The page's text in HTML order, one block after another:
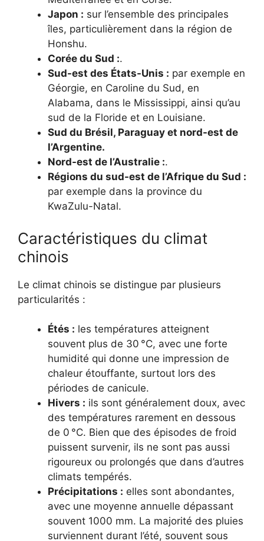
Japon : sur l’ensemble des principales
îles, particulièrement dans la région de
Honshu.
Corée du Sud :.
Sud-est des États-Unis : par exemple en
Géorgie, en Caroline du Sud, en
Alabama, dans le Mississippi, ainsi qu’au
sud de la Floride et en Louisiane.
Sud du Brésil, Paraguay et nord-est de
l’Argentine.
Nord-est de l’Australie :.
Régions du sud-est de l’Afrique du Sud :
par exemple dans la province du
KwaZulu-Natal.
Caractéristiques du climat
chinois
Le climat chinois se distingue par plusieurs
particularités :
Étés : les températures atteignent
souvent plus de 30 °C, avec une forte
humidité qui donne une impression de
chaleur étouffante, surtout lors des
périodes de canicule.
Hivers : ils sont généralement doux, avec
des températures rarement en dessous
de 0 °C. Bien que des épisodes de froid
puissent survenir, ils ne sont pas aussi
rigoureux ou prolongés que dans d’autres
climats tempérés.
Précipitations : elles sont abondantes,
avec une moyenne annuelle dépassant
souvent 1000 mm. La majorité des pluies
surviennent durant l’été, souvent sous